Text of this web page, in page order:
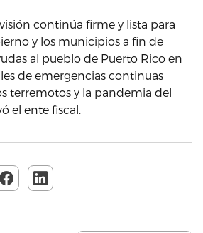
continúa firme y lista para
y los municipios a fin de
al pueblo de Puerto Rico en
de emergencias continuas
terremotos y la pandemia del
el ente fiscal.